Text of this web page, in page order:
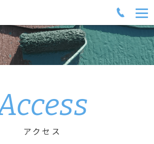
Access
アクセス